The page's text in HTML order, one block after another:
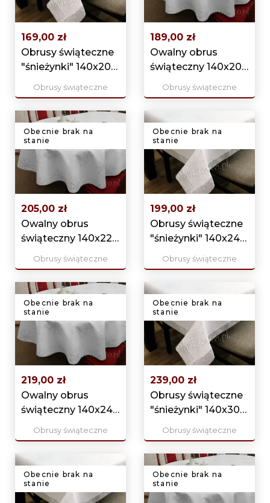
169,00 zł
Obrusy świąteczne
"śnieżynki" 140x200
srebrny
Obrusy świąteczne
189,00 zł
Owalny obrus
świąteczny 140x200
srebrny
Obrusy świąteczne
Obecnie brak na
stanie
205,00 zł
Owalny obrus
świąteczny 140x220
srebrny
Obrusy świąteczne
Obecnie brak na
stanie
199,00 zł
Obrusy świąteczne
"śnieżynki" 140x240
srebrny
Obrusy świąteczne
Obecnie brak na
stanie
219,00 zł
Owalny obrus
świąteczny 140x240
srebrny
Obrusy świąteczne
Obecnie brak na
stanie
239,00 zł
Obrusy świąteczne
"śnieżynki" 140x300
srebrny
Obrusy świąteczne
Obecnie brak na
stanie
Obecnie brak na
stanie